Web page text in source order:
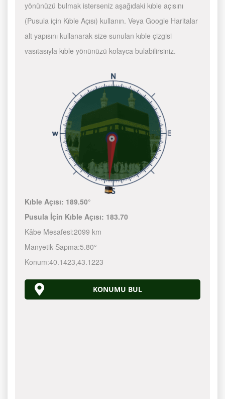
yönünüzü bulmak isterseniz aşağıdaki kıble açısını
(Pusula için Kıble Açısı) kullanın. Veya Google Haritalar
alt yapısını kullanarak size sunulan kıble çizgisi
vasıtasıyla kıble yönünüzü kolayca bulabilirsiniz.
Kıble Açısı: 189.50°
Pusula İçin Kıble Açısı: 183.70
Kâbe Mesafesi:2099 km
Manyetik Sapma:5.80°
Konum:40.1423,43.1223
KONUMU BUL